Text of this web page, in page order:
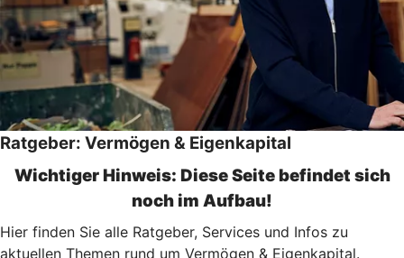
Ratgeber: Vermögen & Eigenkapital
Wichtiger Hinweis: Diese Seite befindet sich
noch im Aufbau!
Hier finden Sie alle Ratgeber, Services und Infos zu
aktuellen Themen rund um Vermögen & Eigenkapital.